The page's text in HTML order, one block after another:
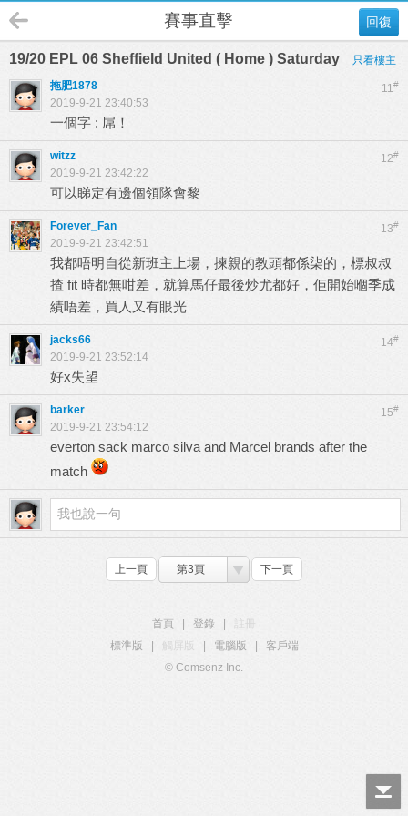
回復
賽事直擊
19/20 EPL 06 Sheffield United ( Home ) Saturday 只看樓主
11#
拖肥1878
2019-9-21 23:40:53
一個字 : 屌！
12#
witzz
2019-9-21 23:42:22
可以睇定有邊個領隊會黎
13#
Forever_Fan
2019-9-21 23:42:51
我都唔明自從新班主上場，揀親的教頭都係柒的，標叔叔
揸 fit 時都無咁差，就算馬仔最後炒尤都好，佢開始嗰季成
績唔差，買人又有眼光
14#
jacks66
2019-9-21 23:52:14
好x失望
15#
barker
2019-9-21 23:54:12
everton sack marco silva and Marcel brands after the
match
上一頁 第3頁 下一頁
首頁 登錄
標準版
觸屏版 電腦版
客戶端
© Comsenz Inc.